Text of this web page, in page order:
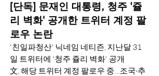
[단독] 문재인 대통령, 청주 '쥴
리 벽화' 공개한 트위터 계정 팔
로우 논란
'친일파청산' 닉네임 네티즌, 지난달 31
일 트위터에 '청주 쥴리 벽화' 공개
文, 해당 트위터 계정 팔로우 중…조국·추